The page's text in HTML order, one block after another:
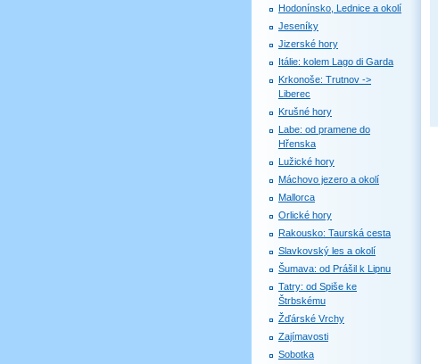
Hodonínsko, Lednice a okolí
Jeseníky
Jizerské hory
Itálie: kolem Lago di Garda
Krkonoše: Trutnov ->
Liberec
Krušné hory
Labe: od pramene do
Hřenska
Lužické hory
Máchovo jezero a okolí
Mallorca
Orlické hory
Rakousko: Taurská cesta
Slavkovský les a okolí
Šumava: od Prášil k Lipnu
Tatry: od Spiše ke
Štrbskému
Žďárské Vrchy
Zajímavosti
Sobotka